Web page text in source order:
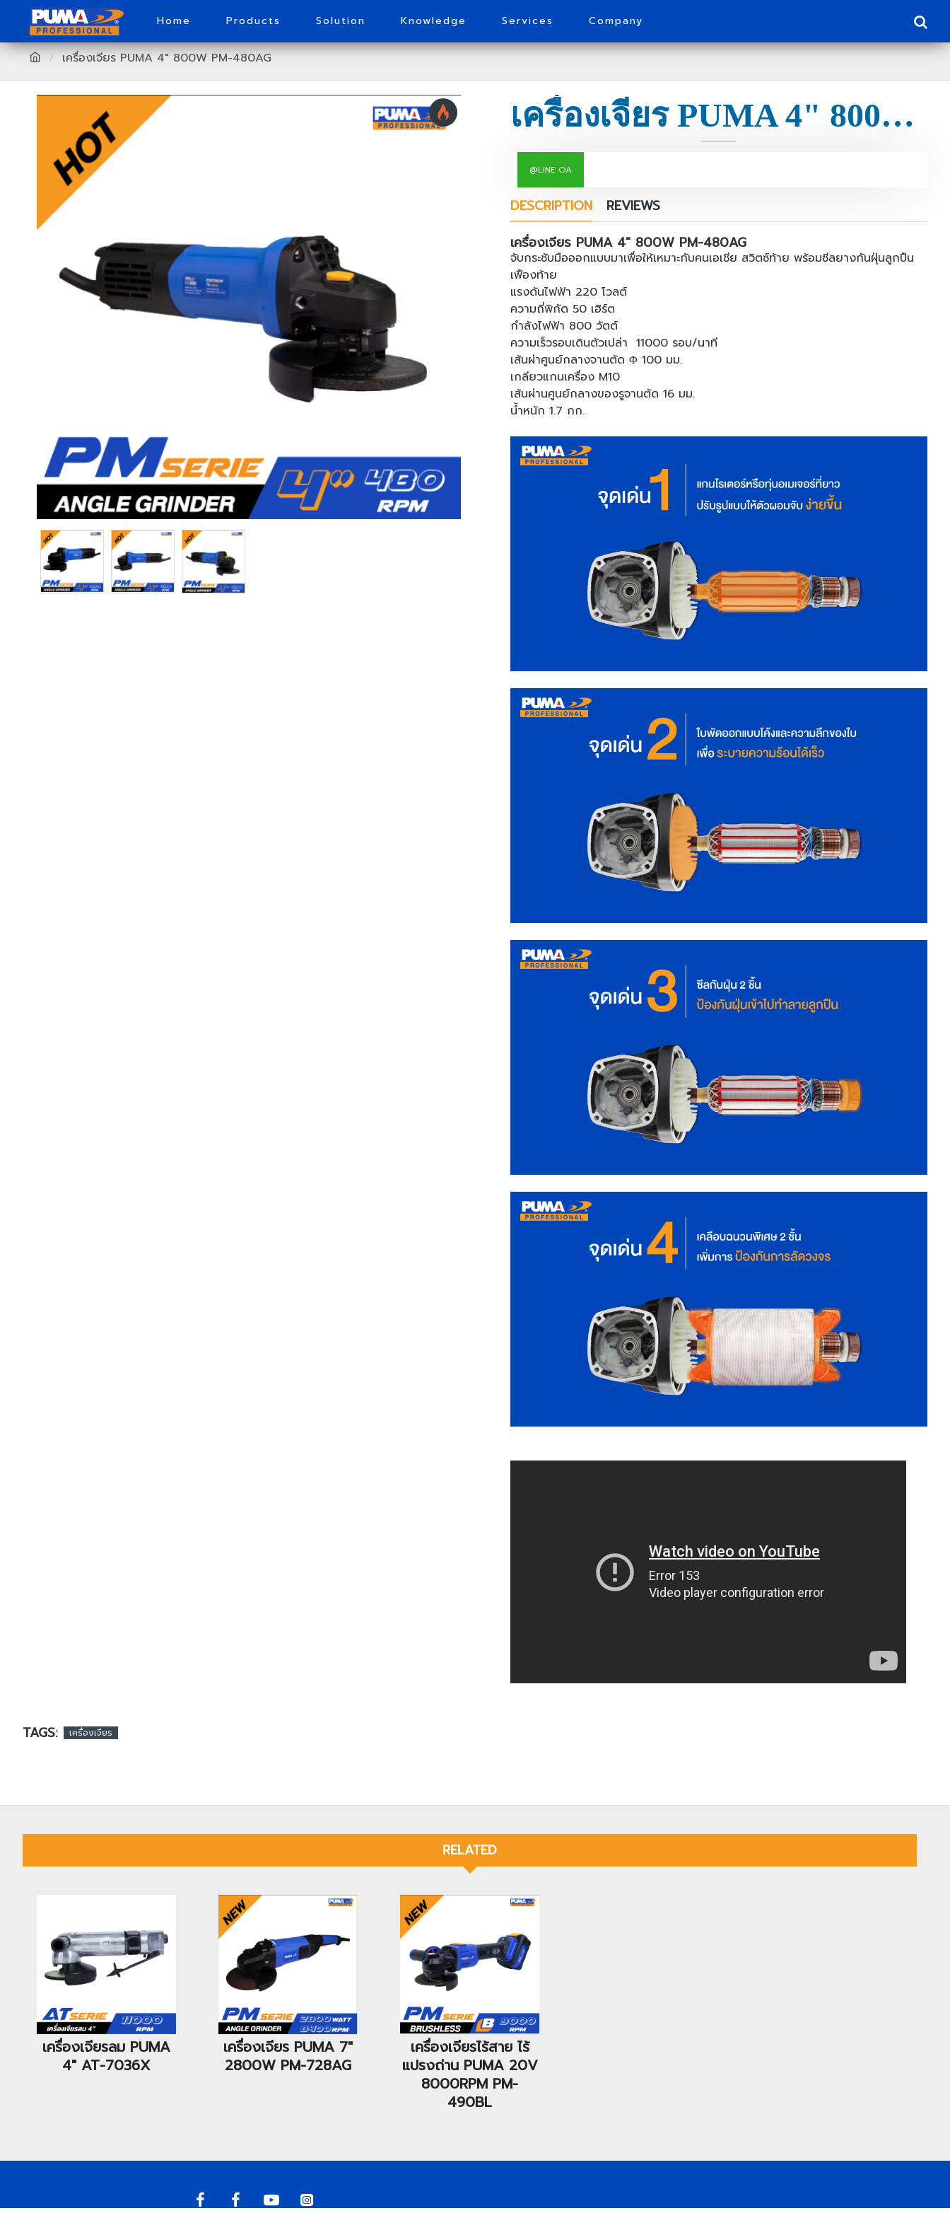
Home Products Solution Knowledge Services Company
เครื่องเจียร PUMA 4" 800W PM-480AG
เครื่องเจียร PUMA 4" 800W PM-480AG
DESCRIPTION
REVIEWS
เครื่องเจียร PUMA 4" 800W PM-480AG
จับกระชับมือออกแบบมาเพื่อให้เหมาะกับคนเอเชีย สวิตซ์ท้าย พร้อมซีลยางกันฝุ่นลูกปืน
เฟืองท้าย
แรงดันไฟฟ้า 220 โวลต์
ความถี่พิกัด 50 เฮิร์ต
กำลังไฟฟ้า 800 วัตต์
ความเร็วรอบเดินตัวเปล่า 11000 รอบ/นาที
เส้นผ่าศูนย์กลางจานตัด Φ 100 มม.
เกลียวแกนเครื่อง M10
เส้นผ่านศูนย์กลางของรูจานตัด 16 มม.
น้ำหนัก 1.7 กก.
@LINE OA
TAGS: เครื่องเจียร
RELATED
เครื่องเจียรลม PUMA
4" AT-7036X
เครื่องเจียร PUMA 7"
2800W PM-728AG
เครื่องเจียรไร้สาย ไร้
แปรงถ่าน PUMA 20V
8000RPM PM-
490BL